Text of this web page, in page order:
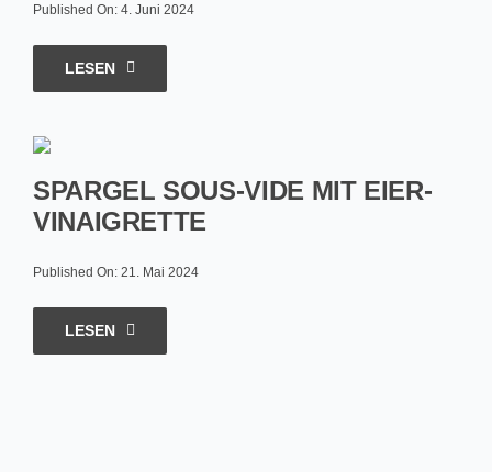
Published On: 4. Juni 2024
LESEN
SPARGEL SOUS-VIDE MIT EIER-
VINAIGRETTE
Published On: 21. Mai 2024
LESEN